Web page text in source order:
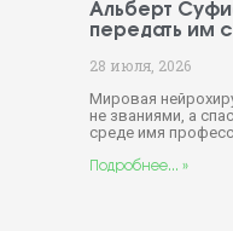
Альберт
передать им
28 июля, 2026
Мировая
не званиями, а
среде имя
Подробнее... »